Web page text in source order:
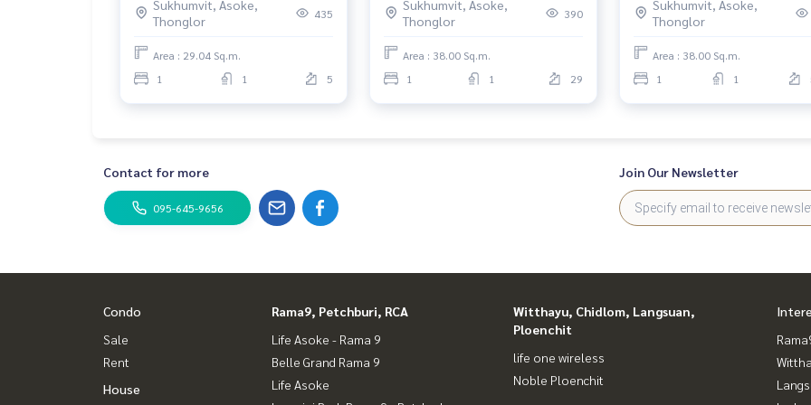
Sukhumvit, Asoke,
Thonglor
435
Area : 29.04 Sq.m.
1
1 5
floor.Sukhumvit, Asoke,
Thonglor
390
Area : 38.00 Sq.m.
1
1 29
Bedroom
Sukhumvit, Asoke,
Thonglor
Area : 38.00 Sq.m.
1
1
Contact for more
095-645-9656
Join Our Newsletter
Condo
Sale
Rent
House
Rama9, Petchburi, RCA
Life Asoke - Rama 9
Belle Grand Rama 9
Life Asoke
Witthayu, Chidlom, Langsuan,
Ploenchit
life one wireless
Noble Ploenchit